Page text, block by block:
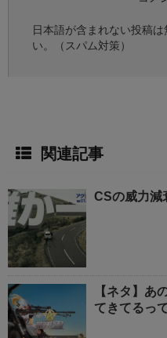
日本語が含まれない投稿
い。（スパム対策）
関連記事
CSの威力減
【ネタ】あ
てきてるっ